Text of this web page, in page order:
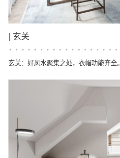
| 玄关
玄关：好风水聚集之处，衣帽功能齐全。